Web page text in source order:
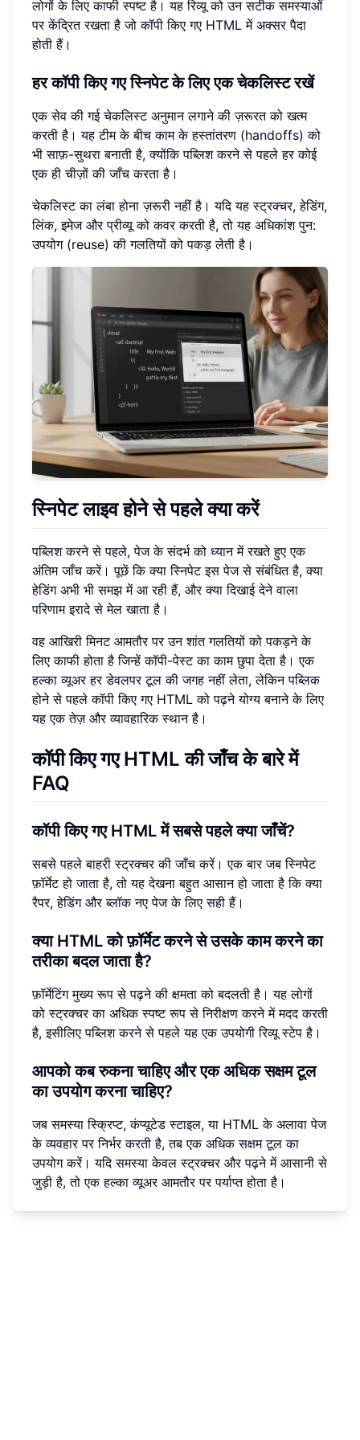
लोगों के लिए काफी स्पष्ट है। यह रिव्यू को उन सटीक समस्याओं
पर केंद्रित रखता है जो कॉपी किए गए HTML में अक्सर पैदा
होती हैं।
हर कॉपी किए गए स्निपेट के लिए एक चेकलिस्ट रखें
एक सेव की गई चेकलिस्ट अनुमान लगाने की ज़रूरत को खत्म
करती है। यह टीम के बीच काम के हस्तांतरण (handoffs) को
भी साफ़-सुथरा बनाती है, क्योंकि पब्लिश करने से पहले हर कोई
एक ही चीज़ों की जाँच करता है।
चेकलिस्ट का लंबा होना ज़रूरी नहीं है। यदि यह स्ट्रक्चर, हेडिंग,
लिंक, इमेज और प्रीव्यू को कवर करती है, तो यह अधिकांश पुन:
उपयोग (reuse) की गलतियों को पकड़ लेती है।
स्निपेट लाइव होने से पहले क्या करें
पब्लिश करने से पहले, पेज के संदर्भ को ध्यान में रखते हुए एक
अंतिम जाँच करें। पूछें कि क्या स्निपेट इस पेज से संबंधित है, क्या
हेडिंग अभी भी समझ में आ रही हैं, और क्या दिखाई देने वाला
परिणाम इरादे से मेल खाता है।
वह आखिरी मिनट आमतौर पर उन शांत गलतियों को पकड़ने के
लिए काफी होता है जिन्हें कॉपी-पेस्ट का काम छुपा देता है। एक
हल्का व्यूअर हर डेवलपर टूल की जगह नहीं लेता, लेकिन पब्लिक
होने से पहले कॉपी किए गए HTML को पढ़ने योग्य बनाने के लिए
यह एक तेज़ और व्यावहारिक स्थान है।
कॉपी किए गए HTML की जाँच के बारे में
FAQ
कॉपी किए गए HTML में सबसे पहले क्या जाँचें?
सबसे पहले बाहरी स्ट्रक्चर की जाँच करें। एक बार जब स्निपेट
फ़ॉर्मेट हो जाता है, तो यह देखना बहुत आसान हो जाता है कि क्या
रैपर, हेडिंग और ब्लॉक नए पेज के लिए सही हैं।
क्या HTML को फ़ॉर्मेट करने से उसके काम करने का
तरीका बदल जाता है?
फ़ॉर्मेटिंग मुख्य रूप से पढ़ने की क्षमता को बदलती है। यह लोगों
को स्ट्रक्चर का अधिक स्पष्ट रूप से निरीक्षण करने में मदद करती
है, इसीलिए पब्लिश करने से पहले यह एक उपयोगी रिव्यू स्टेप है।
आपको कब रुकना चाहिए और एक अधिक सक्षम टूल
का उपयोग करना चाहिए?
जब समस्या स्क्रिप्ट, कंप्यूटेड स्टाइल, या HTML के अलावा पेज
के व्यवहार पर निर्भर करती है, तब एक अधिक सक्षम टूल का
उपयोग करें। यदि समस्या केवल स्ट्रक्चर और पढ़ने में आसानी से
जुड़ी है, तो एक हल्का व्यूअर आमतौर पर पर्याप्त होता है।